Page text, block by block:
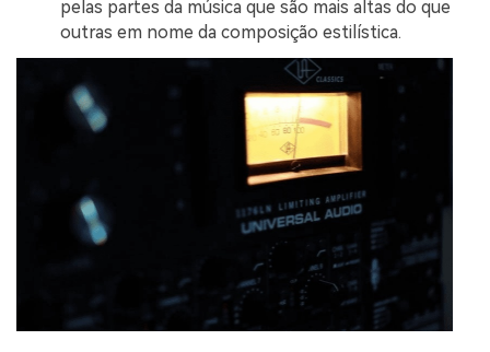
pelas partes da música que são mais altas do que
outras em nome da composição estilística.